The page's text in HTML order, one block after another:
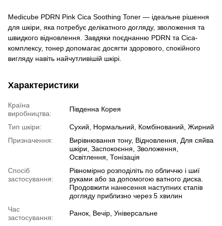
Medicube PDRN Pink Cica Soothing Toner — ідеальне рішення
для шкіри, яка потребує делікатного догляду, зволоження та
швидкого відновлення. Завдяки поєднанню PDRN та Cica-
комплексу, тонер допомагає досягти здорового, спокійного
вигляду навіть найчутливішій шкірі.
Характеристики
Країна
виробництва:
Південна Корея
Тип шкіри:
Сухий, Нормальний, Комбінований, Жирний
Призначення:
Вирівнювання тону, Відновлення, Для сяйва
шкіри, Заспокоєння, Зволоження,
Освітлення, Тонізація
Спосіб
застосування:
Рівномірно розподіліть по обличчю і шиї
руками або за допомогою ватного диска.
Продовжити нанесення наступних єтапів
догляду приблизно через 5 хвилин
Час
застосування:
Ранок, Вечір, Універсальне